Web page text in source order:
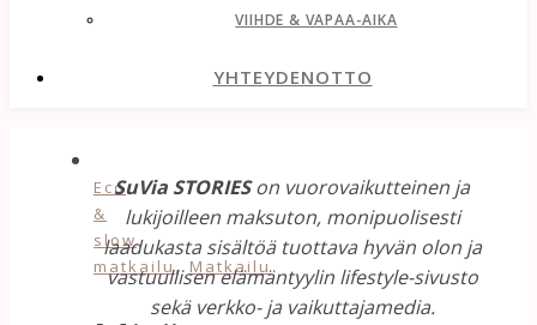
VIIHDE & VAPAA-AIKA
YHTEYDENOTTO
Eco
&
slow
matkailu, Matkailu
SuVia STORIESon vuorovaikutteinen ja
lukijoilleen maksuton, monipuolisesti
laadukasta sisältöä tuottava hyvän olon ja
vastuullisen elämäntyylin lifestyle-sivusto
sekä verkko- ja vaikuttajamedia.